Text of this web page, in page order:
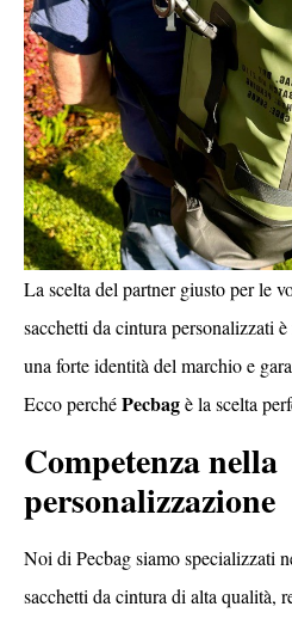
La scelta del partner giusto per le
sacchetti da cintura personalizzati
una forte identità del marchio e
Ecco perchéPecbagè la scelta
Competenza nella
personalizzazione
Noi di Pecbag siamo specializzati
sacchetti da cintura di alta qualità,